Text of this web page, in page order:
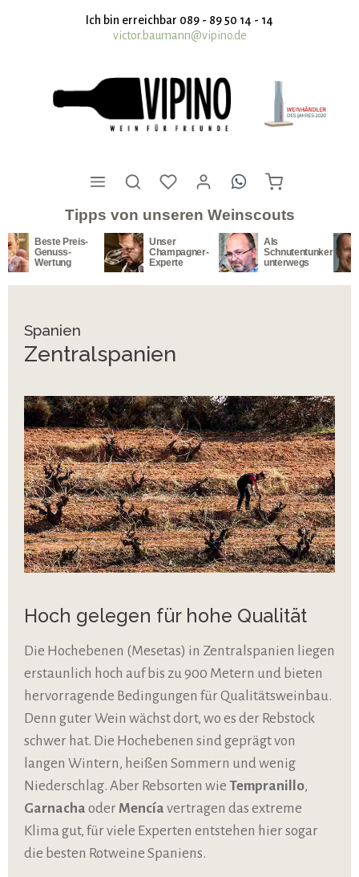
springenIch bin erreichbar 089 - 89 50 14 - 14
victor.baumann@vipino.de
Tipps von unseren Weinscouts
Unser
Champagner-
Experte
Als
Schnutentunker
unterwegs
Südafrika-
Spezialist
Spanien
Zentralspanien
Hoch gelegen für hohe Qualität
Die Hochebenen (Mesetas) in Zentralspanien liegen
erstaunlich hoch auf bis zu 900 Metern und bieten
hervorragende Bedingungen für Qualitätsweinbau.
Denn guter Wein wächst dort, wo es der Rebstock
schwer hat. Die Hochebenen sind geprägt von
langen Wintern, heißen Sommern und wenig
Niederschlag. Aber Rebsorten wie Tempranillo,
Garnacha oderMencía vertragen das extreme
Klima gut, für viele Experten entstehen hier sogar
die besten Rotweine Spaniens.